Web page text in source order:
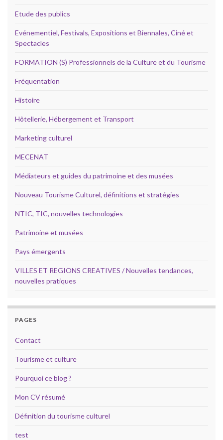
Etude des publics
Evénementiel, Festivals, Expositions et Biennales, Ciné et
Spectacles
FORMATION (S) Professionnels de la Culture et du Tourisme
Fréquentation
Histoire
Hôtellerie, Hébergement et Transport
Marketing culturel
MECENAT
Médiateurs et guides du patrimoine et des musées
Nouveau Tourisme Culturel, définitions et stratégies
NTIC, TIC, nouvelles technologies
Patrimoine et musées
Pays émergents
VILLES ET REGIONS CREATIVES / Nouvelles tendances,
nouvelles pratiques
PAGES
Contact
Tourisme et culture
Pourquoi ce blog ?
Mon CV résumé
Définition du tourisme culturel
test